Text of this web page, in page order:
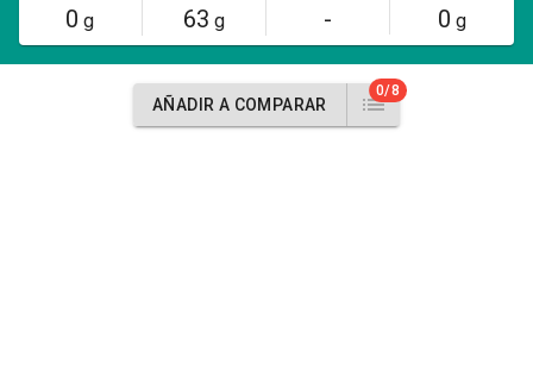
0 g 63 g - 0 g
AÑADIR A COMPARAR
0/8